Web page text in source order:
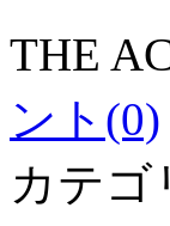
THE
ント(0)
カテゴ